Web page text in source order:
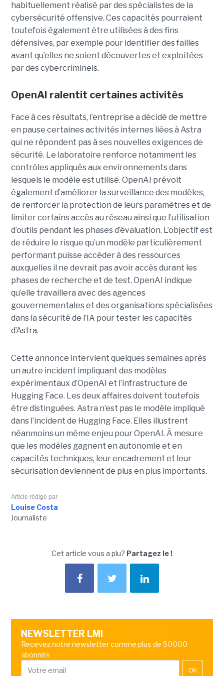
habituellement réalisé par des spécialistes de la
cybersécurité offensive. Ces capacités pourraient
toutefois également être utilisées à des fins
défensives, par exemple pour identifier des failles
avant qu’elles ne soient découvertes et exploitées
par des cybercriminels.
OpenAI ralentit certaines activités
Face à ces résultats, l’entreprise a décidé de mettre
en pause certaines activités internes liées à Astra
qui ne répondent pas à ses nouvelles exigences de
sécurité. Le laboratoire renforce notamment les
contrôles appliqués aux environnements dans
lesquels le modèle est utilisé. OpenAI prévoit
également d’améliorer la surveillance des modèles,
de renforcer la protection de leurs paramètres et de
limiter certains accès au réseau ainsi que l’utilisation
d’outils pendant les phases d’évaluation. L’objectif est
de réduire le risque qu’un modèle particulièrement
performant puisse accéder à des ressources
auxquelles il ne devrait pas avoir accès durant les
phases de recherche et de test. OpenAI indique
qu’elle travaillera avec des agences
gouvernementales et des organisations spécialisées
dans la sécurité de l’IA pour tester les capacités
d’Astra.
Cette annonce intervient quelques semaines après
un autre incident impliquant des modèles
expérimentaux d’OpenAI et l’infrastructure de
Hugging Face. Les deux affaires doivent toutefois
être distinguées. Astra n’est pas le modèle impliqué
dans l’incident de Hugging Face. Elles illustrent
néanmoins un même enjeu pour OpenAI. À mesure
que les modèles gagnent en autonomie et en
capacités techniques, leur encadrement et leur
sécurisation deviennent de plus en plus importants.
Article rédigé par
Louise Costa
Journaliste
Cet article vous a plu? Partagez le !
NEWSLETTER LMI
Recevez notre newsletter comme plus de 50000
abonnés
OK